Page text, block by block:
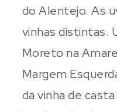
do Alentejo. As
vinhas distintas.
Moreto na
Margem
da vinha de